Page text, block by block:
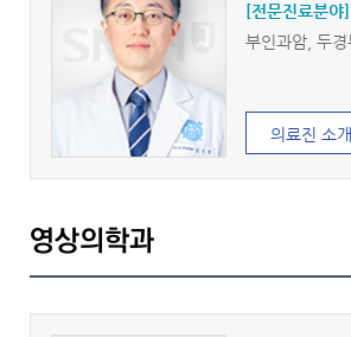
[전문진료분야]
부인과암, 두
의료진 소개
영상의학과